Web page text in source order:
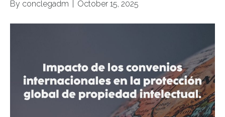
By conclegadm October 15, 2025